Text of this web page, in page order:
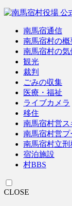
南馬宿通信
南馬宿村の概
南馬宿村の気
観光
裁判
ごみの収集
医療・福祉
ライブカメラ
移住
南馬宿村営ス
南馬宿村営プ
南馬宿村立刑
宿泊施設
村BBS
CLOSE